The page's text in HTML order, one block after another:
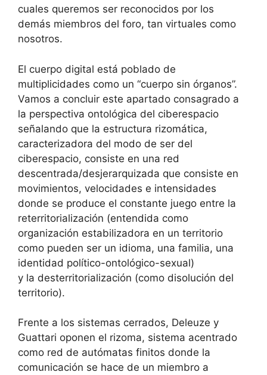
cuales queremos ser reconocidos por los
demás miembros del foro, tan virtuales como
nosotros.
El cuerpo digital está poblado de
multiplicidades como un “cuerpo sin órganos”.
Vamos a concluir este apartado consagrado a
la perspectiva ontológica del ciberespacio
señalando que la estructura rizomática,
caracterizadora del modo de ser del
ciberespacio, consiste en una red
descentrada/desjerarquizada que consiste en
movimientos, velocidades e intensidades
donde se produce el constante juego entre la
reterritorialización (entendida como
organización estabilizadora en un territorio
como pueden ser un idioma, una familia, una
identidad político-ontológico-sexual)
y la desterritorialización (como disolución del
territorio).
Frente a los sistemas cerrados, Deleuze y
Guattari oponen el rizoma, sistema acentrado
como red de autómatas finitos donde la
comunicación se hace de un miembro a